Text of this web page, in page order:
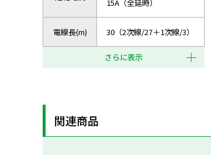
15A（全延時）
電線長(m) 30（2次線/27＋1次線/3）
さらに表示
関連商品